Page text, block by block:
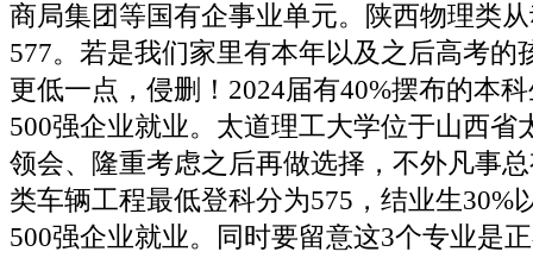
商局集团等国有企事业单元。陕西物理类
577。若是我们家里有本年以及之后高考的
更低一点，侵删！2024届有40%摆布的本
500强企业就业。太道理工大学位于山西省
领会、隆重考虑之后再做选择，不外凡事
类车辆工程最低登科分为575，结业生30%
500强企业就业。同时要留意这3个专业是